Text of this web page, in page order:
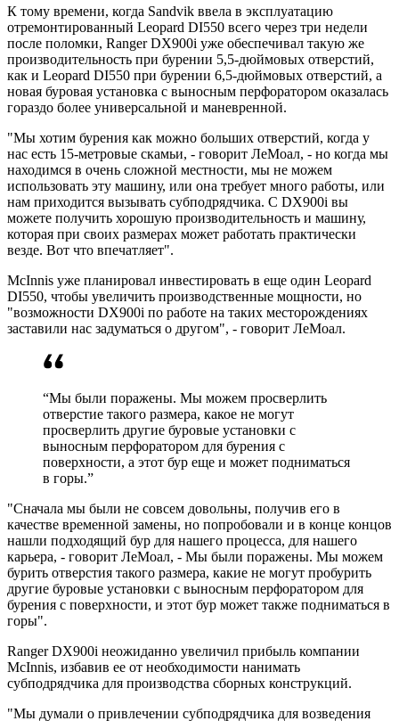
К тому времени, когда Sandvik ввела в эксплуатацию
отремонтированный Leopard DI550 всего через три недели
после поломки, Ranger DX900i уже обеспечивал такую же
производительность при бурении 5,5-дюймовых отверстий,
как и Leopard DI550 при бурении 6,5-дюймовых отверстий, а
новая буровая установка с выносным перфоратором оказалась
гораздо более универсальной и маневренной.
"Мы хотим бурения как можно больших отверстий, когда у
нас есть 15-метровые скамьи, - говорит ЛеМоал, - но когда мы
находимся в очень сложной местности, мы не можем
использовать эту машину, или она требует много работы, или
нам приходится вызывать субподрядчика. С DX900i вы
можете получить хорошую производительность и машину,
которая при своих размерах может работать практически
везде. Вот что впечатляет".
McInnis уже планировал инвестировать в еще один Leopard
DI550, чтобы увеличить производственные мощности, но
"возможности DX900i по работе на таких месторождениях
заставили нас задуматься о другом", - говорит ЛеМоал.
“Мы были поражены. Мы можем просверлить
отверстие такого размера, какое не могут
просверлить другие буровые установки с
выносным перфоратором для бурения с
поверхности, а этот бур еще и может подниматься
в горы.”
"Сначала мы были не совсем довольны, получив его в
качестве временной замены, но попробовали и в конце концов
нашли подходящий бур для нашего процесса, для нашего
карьера, - говорит ЛеМоал, - Мы были поражены. Мы можем
бурить отверстия такого размера, какие не могут пробурить
другие буровые установки с выносным перфоратором для
бурения с поверхности, и этот бур может также подниматься в
горы".
Ranger DX900i неожиданно увеличил прибыль компании
McInnis, избавив ее от необходимости нанимать
субподрядчика для производства сборных конструкций.
"Мы думали о привлечении субподрядчика для возведения